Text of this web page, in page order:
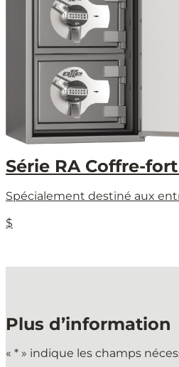
Série RA Coffre-
Spécialement destiné aux
$
Plus d’information
« * » indique les champs